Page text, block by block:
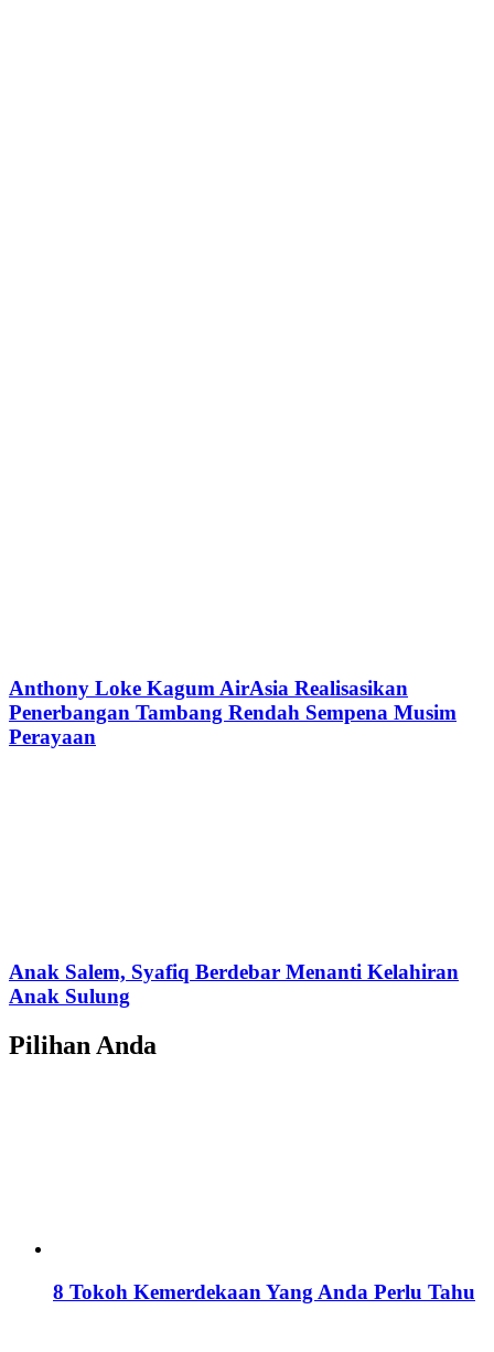
Anthony Loke Kagum AirAsia Realisasikan
Penerbangan Tambang Rendah Sempena Musim
Perayaan
Anak Salem, Syafiq Berdebar Menanti Kelahiran
Anak Sulung
Pilihan Anda
8 Tokoh Kemerdekaan Yang Anda Perlu Tahu